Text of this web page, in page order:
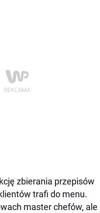
zbierania przepisów
trafi do menu.
master chefów, ale